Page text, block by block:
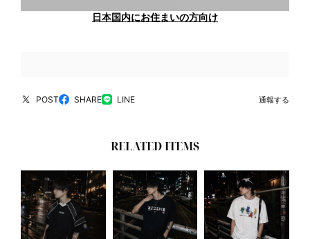
日本国内にお住まいの方向け
POST SHARE LINE 通報する
RELATED ITEMS